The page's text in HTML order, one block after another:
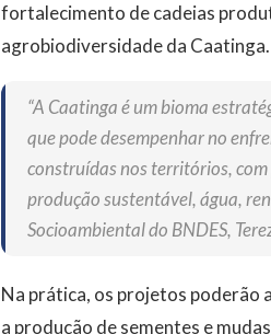
fortalecimento de cadeias
agrobiodiversidade da Caatinga.
“A Caatinga é um bioma
que pode desempenhar no
construídas nos territórios,
produção sustentável, água,
Socioambiental do BNDES,
Na prática, os projetos poderão
a produção de sementes e